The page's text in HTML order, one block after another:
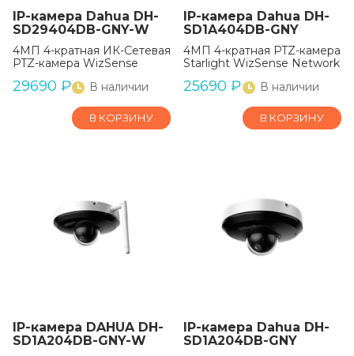
IP-камера Dahua DH-
SD29404DB-GNY-W
4МП 4-кратная ИК-Сетевая
PTZ-камера WizSense
29690 ₽ В наличии
В КОРЗИНУ
IP-камера Dahua DH-
SD1A404DB-GNY
4МП 4-кратная PTZ-камера
Starlight WizSense Network
25690 ₽ В наличии
В КОРЗИНУ
IP-камера DAHUA DH-
SD1A204DB-GNY-W
IP-камера Dahua DH-
SD1A204DB-GNY